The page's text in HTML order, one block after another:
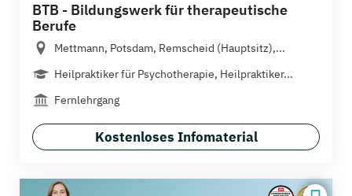
BTB - Bildungswerk für therapeutische
Berufe
Mettmann, Potsdam, Remscheid (Hauptsitz),...
Heilpraktiker für Psychotherapie, Heilpraktiker...
Fernlehrgang
Kostenloses Infomaterial